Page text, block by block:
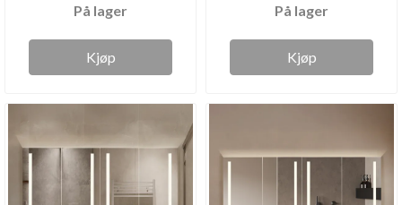
På lager
Kjøp
På lager
Kjøp